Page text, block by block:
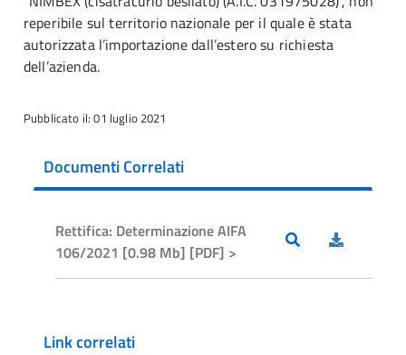
reperibile sul territorio nazionale per il quale è stata
autorizzata l’importazione dall’estero su richiesta
dell’azienda.
Pubblicato il: 01 luglio 2021
Documenti Correlati
Rettifica: Determinazione AIFA
106/2021 [0.98 Mb] [PDF] >
Link correlati